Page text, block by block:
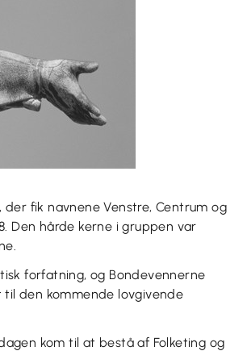
fik navnene Venstre, Centrum og
Den hårde kerne i gruppen var
forfatning, og Bondevennerne
den kommende lovgivende
kom til at bestå af Folketing og